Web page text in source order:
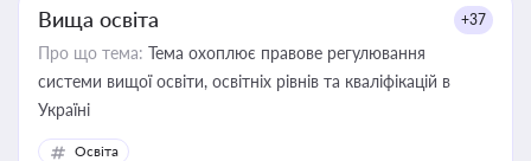
Вища освіта +37
Про що тема: Тема охоплює правове регулювання
системи вищої освіти, освітніх рівнів та кваліфікацій в
Україні
Освіта